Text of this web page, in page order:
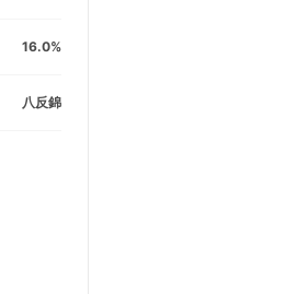
16.0
八反錦